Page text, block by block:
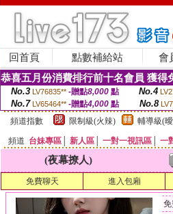
回首頁 點數補給站 會
恭喜五月份消費排行前十名會員 獲得
No.3 LV76835** -贈點8,000點 No.4
No.7 LV65464** -贈點4,000 點 No.8
頻道指數
限制級(火辣) 輔導級(
頻道 台妹專區 新人區 一對一視訊區 一
(夜幕撩人)
免費聊天 進入包廂